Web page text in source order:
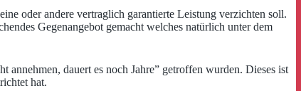
oder andere vertraglich garantierte Leistung verzichten soll.
Gegenangebot gemacht welches natürlich unter dem
annehmen, dauert es noch Jahre” getroffen wurden. Dieses ist
hat.